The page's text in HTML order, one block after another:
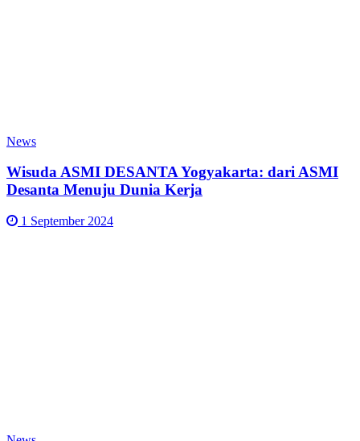
News
Wisuda ASMI DESANTA Yogyakarta: dari ASMI
Desanta Menuju Dunia Kerja
1 September 2024